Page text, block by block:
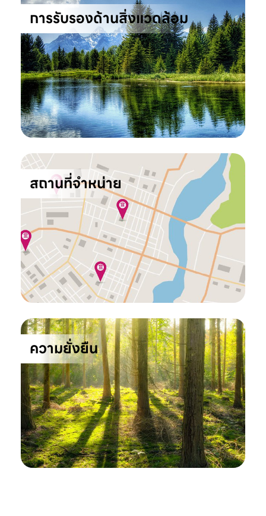
การรับรองด้านสิ่งแวดล้อม
สถานที่จำหน่าย
ความยั่งยืน